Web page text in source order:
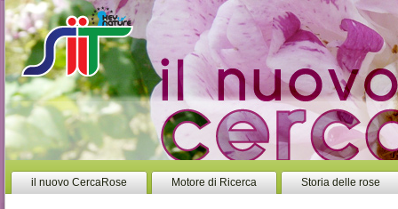
il nuovo CercaRose Motore di Ricerca Storia delle rose